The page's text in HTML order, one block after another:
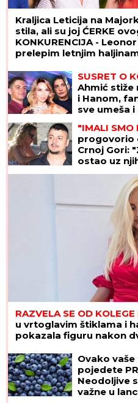
Kraljica Leticija na
stila, ali su joj ĆERKE
KONKURENCIJA -
prelepim letnjim
SUSRET O
Ahmić stiže
i Hanom,
sve umeša
"IMALI SMO
progovorio
Crnoj Gori:
ostao uz
Kulići"
RAZVELA SE OD
u vrtoglavim štiklama i
pokazala figuru nakon
Ovako
pojedete
Neodoljive
važne u